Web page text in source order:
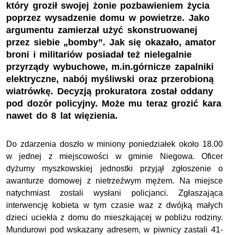
który groził swojej żonie pozbawieniem życia
poprzez wysadzenie domu w powietrze. Jako
argumentu zamierzał użyć skonstruowanej
przez siebie „bomby”. Jak się okazało, amator
broni i militariów posiadał też nielegalnie
przyrządy wybuchowe, m.in.górnicze zapalniki
elektryczne, nabój myśliwski oraz przerobioną
wiatrówkę. Decyzją prokuratora został oddany
pod dozór policyjny. Może mu teraz grozić kara
nawet do 8 lat więzienia.
Do zdarzenia doszło w miniony poniedziałek około 18.00
w jednej z miejscowości w gminie Niegowa. Oficer
dyżurny myszkowskiej jednostki przyjął zgłoszenie o
awanturze domowej z nietrzeźwym mężem. Na miejsce
natychmiast zostali wysłani policjanci. Zgłaszająca
interwencję kobieta w tym czasie waz z dwójką małych
dzieci uciekła z domu do mieszkającej w pobliżu rodziny.
Mundurowi pod wskazany adresem, w piwnicy zastali 41-